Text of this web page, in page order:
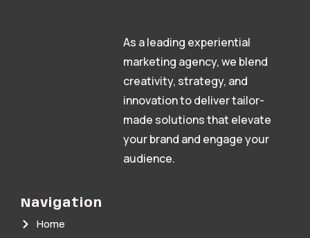
As a leading experiential
marketing agency, we blend
creativity, strategy, and
innovation to deliver tailor-
made solutions that elevate
your brand and engage your
audience.
Navigation
Home